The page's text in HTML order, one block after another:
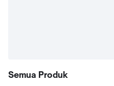
Semua Produk